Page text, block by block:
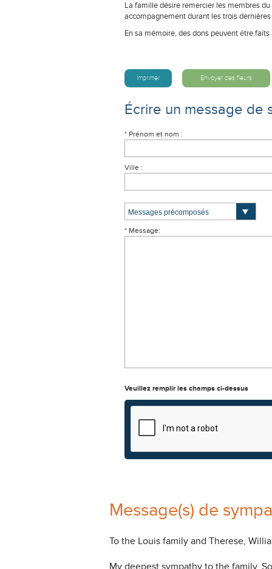
La famille désire remercier les membres
accompagnement durant les trois
En sa mémoire, des dons peuvent être
Imprimer Envoyer des fleurs
Écrire un message de
* Prénom et nom :
Ville :
* Message:
Veuillez remplir les champs ci-dessus
Message(s) de
To the Louis family and Therese,
My deepest sympathy to the family.